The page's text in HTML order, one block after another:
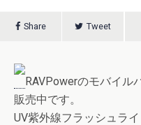
Share Tweet
RAVPowerのモバイル
販売中です。
UV紫外線フラッシュラ